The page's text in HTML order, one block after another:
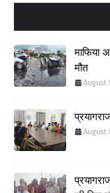
माफिया
मौत
August
August